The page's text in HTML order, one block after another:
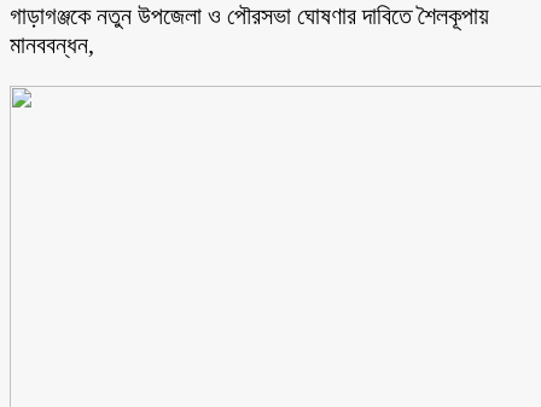
গাড়াগঞ্জকে নতুন উপজেলা ও পৌরসভা ঘোষণার দাবিতে শৈলকূপায়
মানববন্ধন,